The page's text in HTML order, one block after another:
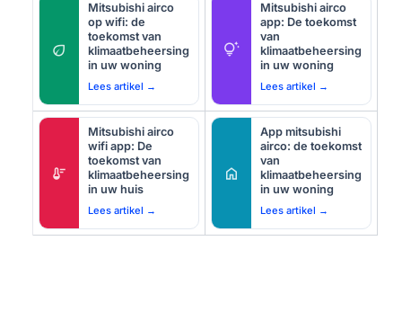
eco
Mitsubishi airco
op wifi: de
toekomst van
klimaatbeheersing
in uw woning
Lees artikel →
tips_and_updates
Mitsubishi airco
app: De toekomst
van
klimaatbeheersing
in uw woning
Lees artikel →
thermostat
Mitsubishi airco
wifi app: De
toekomst van
klimaatbeheersing
in uw huis
Lees artikel →
home
App mitsubishi
airco: de toekomst
van
klimaatbeheersing
in uw woning
Lees artikel →